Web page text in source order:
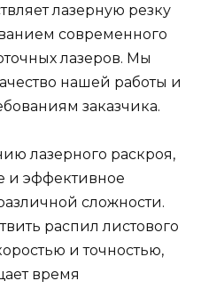
лазерную резку
современного
лазеров. Мы
нашей работы и
заказчика.
лазерного раскроя,
и эффективное
сложности.
распил листового
и точностью,
время